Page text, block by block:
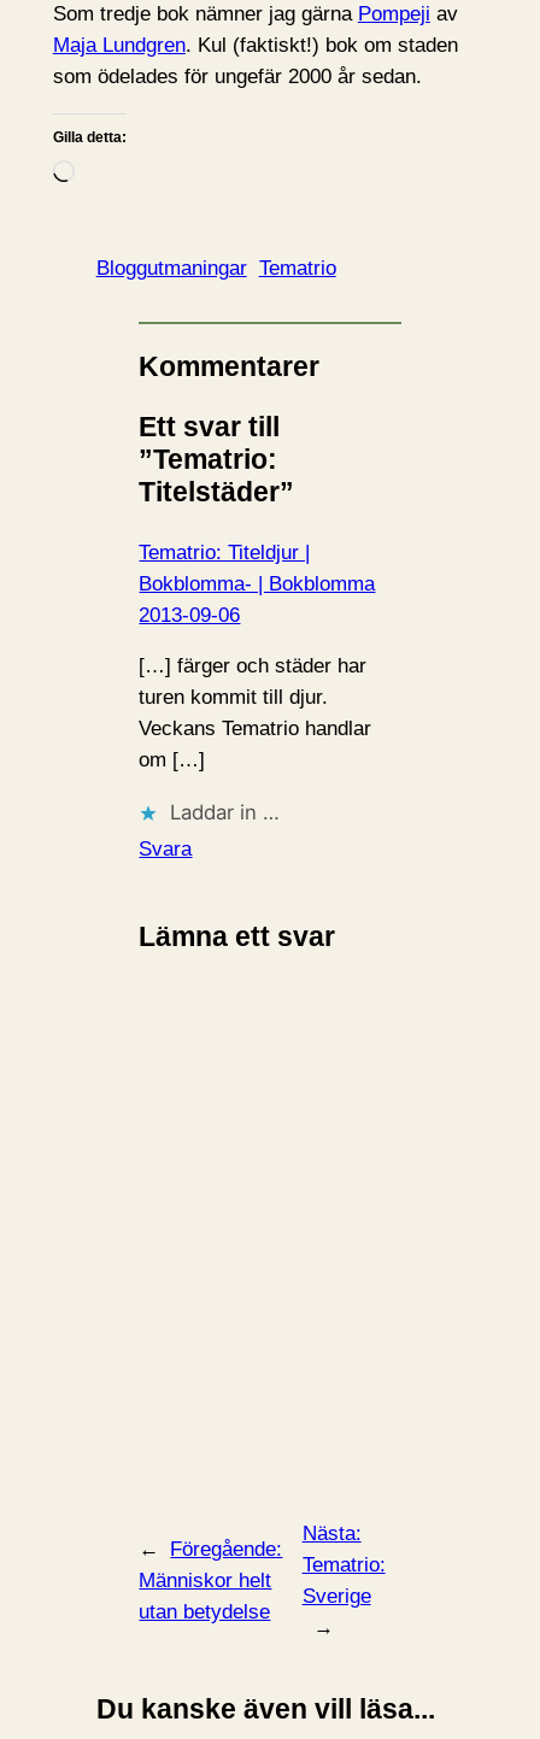
Som tredje bok nämner jag gärna Pompeji av
Maja Lundgren. Kul (faktiskt!) bok om staden
som ödelades för ungefär 2000 år sedan.
Gilla detta:
L
Bloggutmaningar Tematrio
Kommentarer
Ett svar till
”Tematrio:
Titelstäder”
Tematrio: Titeldjur |
Bokblomma- | Bokblomma
2013-09-06
[…] färger och städer har
turen kommit till djur.
Veckans Tematrio handlar
om […]
Laddar in …
Svara
Lämna ett svar
←
Föregående:
Människor helt
utan betydelse
Nästa:
Tematrio:
Sverige
→
Du kanske även vill läsa...